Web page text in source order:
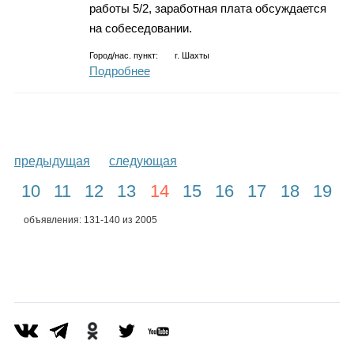
работы 5/2, заработная плата обсуждается
на собеседовании.
Город/нас. пункт: г. Шахты
Подробнее
предыдущая следующая
10 11 12 13 14 15 16 17 18 19
объявления: 131-140 из 2005